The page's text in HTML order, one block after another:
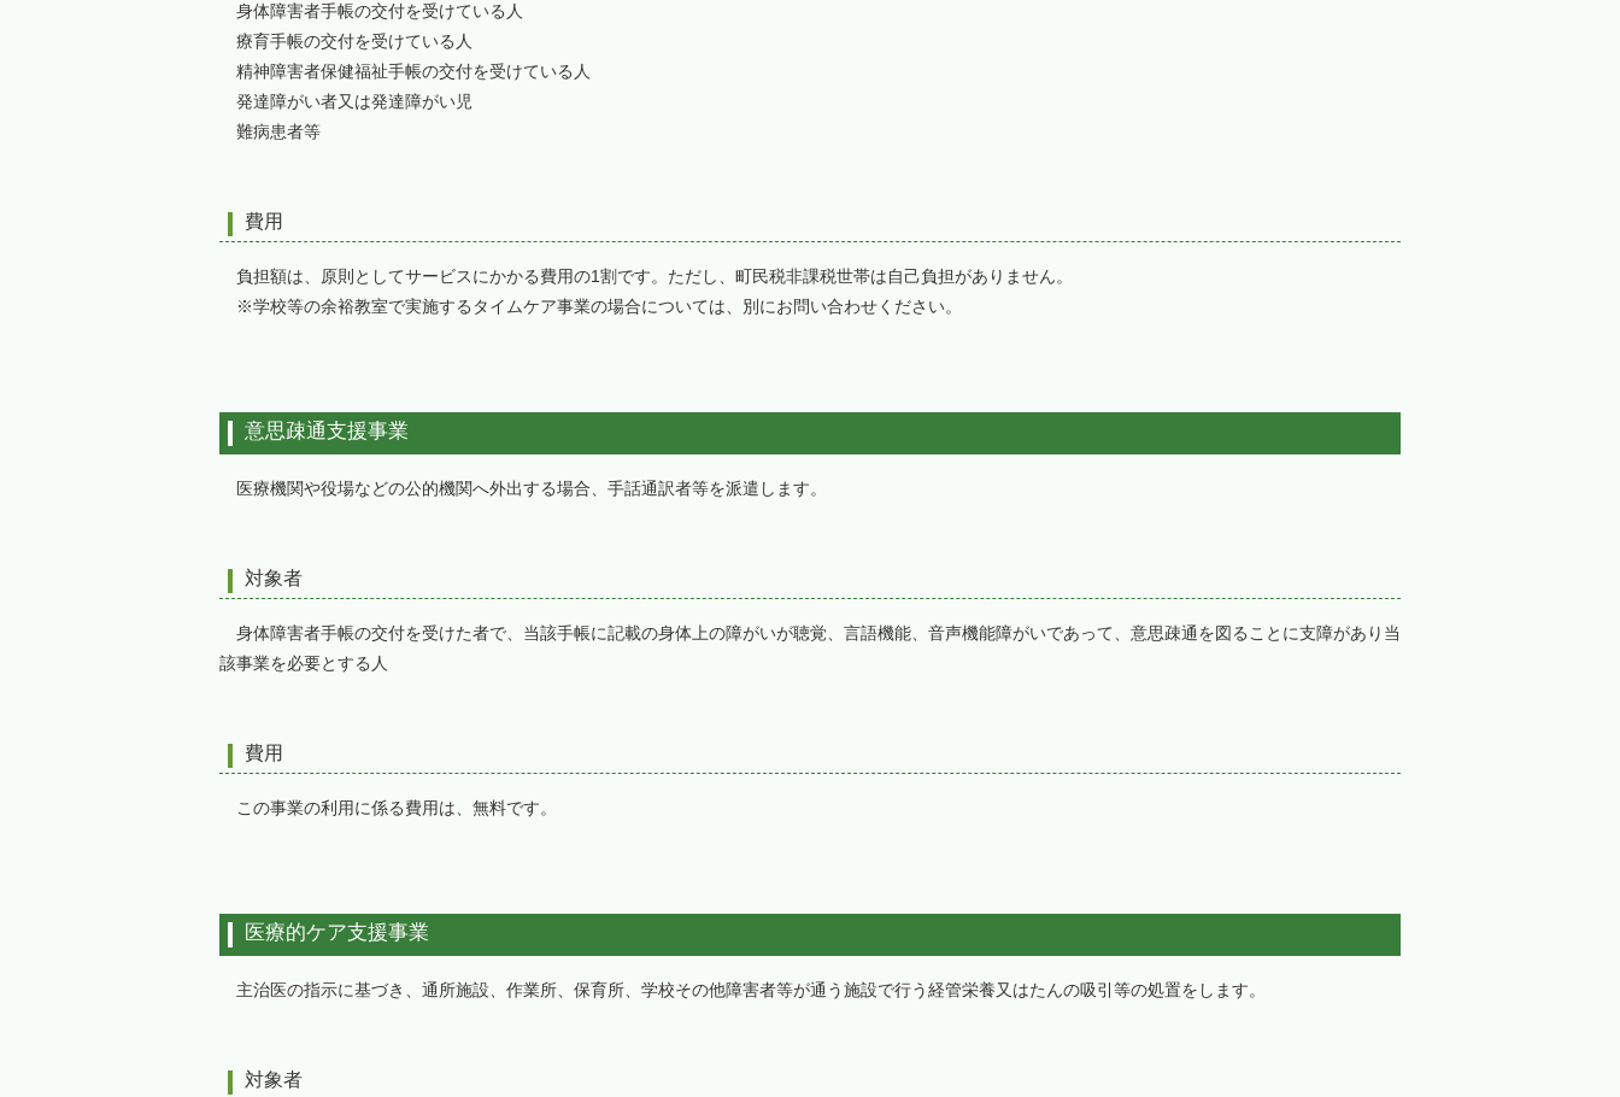
身体障害者手帳の交付を受けている人
療育手帳の交付を受けている人
精神障害者保健福祉手帳の交付を受けている人
発達障がい者又は発達障がい児
難病患者等
費用
負担額は、原則としてサービスにかかる費用の1割です。ただし、町民税非課税世帯は自己負担がありません。
※学校等の余裕教室で実施するタイムケア事業の場合については、別にお問い合わせください。
意思疎通支援事業
医療機関や役場などの公的機関へ外出する場合、手話通訳者等を派遣します。
対象者
身体障害者手帳の交付を受けた者で、当該手帳に記載の身体上の障がいが聴覚、言語機能、音声機能障がいであって、意思疎通を図ることに支障があり当
該事業を必要とする人
費用
この事業の利用に係る費用は、無料です。
医療的ケア支援事業
主治医の指示に基づき、通所施設、作業所、保育所、学校その他障害者等が通う施設で行う経管栄養又はたんの吸引等の処置をします。
対象者